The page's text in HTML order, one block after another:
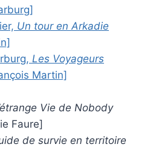
Un tour en Arkadie
Les Voyageurs
Martin]
Vie de Nobody
Faure]
de survie en territoire